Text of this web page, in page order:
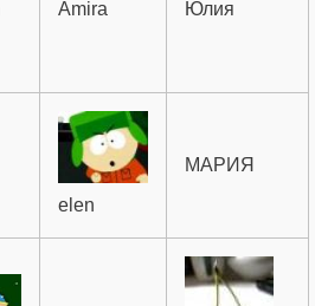
Amira Юлия
elen
МАРИЯ